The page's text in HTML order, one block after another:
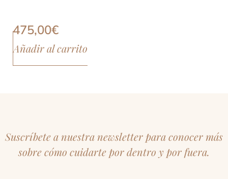
475,00€
Añadir al carrito
Suscríbete a nuestra newsletter para conocer más
sobre cómo cuidarte por dentro y por fuera.